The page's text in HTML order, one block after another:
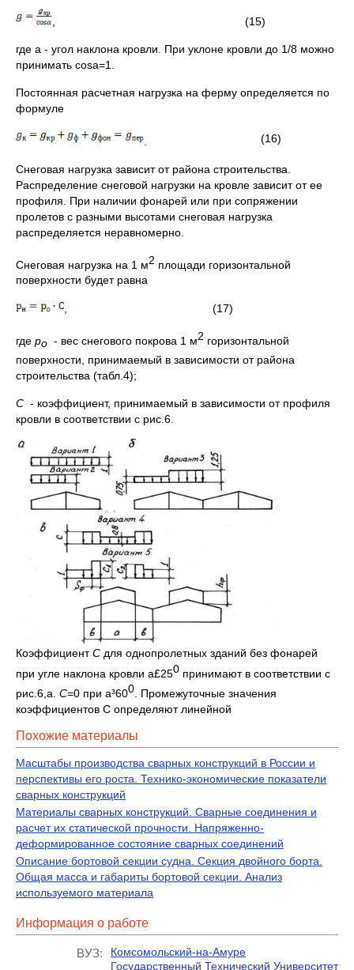
, (15)
где a - угол наклона кровли. При уклоне кровли до 1/8 можно
принимать cosa=1.
Постоянная расчетная нагрузка на ферму определяется по
формуле
(16)
Снеговая нагрузка зависит от района строительства.
Распределение снеговой нагрузки на кровле зависит от ее
профиля. При наличии фонарей или при сопряжении
пролетов с разными высотами снеговая нагрузка
распределяется неравномерно.
Снеговая нагрузка на 1 м2 площади горизонтальной
поверхности будет равна
, (17)
где ро - вес снегового покрова 1 м2 горизонтальной
поверхности, принимаемый в зависимости от района
строительства (табл.4);
С - коэффициент, принимаемый в зависимости от профиля
кровли в соответствии с рис.6.
КоэффициентС для однопролетных зданий без фонарей
при угле наклона кровли a£250 принимают в соответствии с
рис.6,а. С=0 при a³600 . Промежуточные значения
коэффициентов С определяют линейной
Похожие материалы
Масштабы производства сварных конструкций в России и
перспективы его роста. Технико-экономические показатели
сварных конструкций
Материалы сварных конструкций. Сварные соединения и
расчет их статической прочности. Напряженно-
деформированное состояние сварных соединений
Описание бортовой секции судна. Секция двойного борта.
Общая масса и габариты бортовой секции. Анализ
используемого материала
Информация о работе
ВУЗ:
Комсомольский-на-Амуре
Государственный Технический Университет